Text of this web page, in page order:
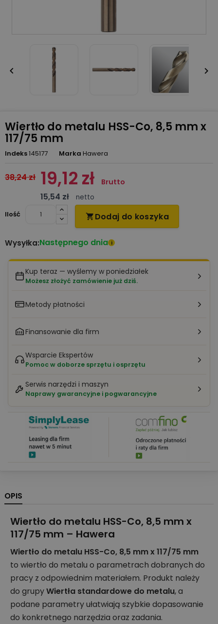
 
Wiertło do metalu HSS-Co, 8,5 mm x
117/75 mm
Indeks145177 Marka Hawera
38,24 zł 19,12 zł Brutto
15,54 zł
netto
Ilość
 Dodaj do koszyka
Wysyłka:Następnego dnia i
Kup teraz — wyślemy w poniedziałek
Możesz złożyć zamówienie już dziś.
Metody płatności
Finansowanie dla firm
Wsparcie Ekspertów
Pomoc w doborze sprzętu i osprzętu
Serwis narzędzi i maszyn
Naprawy gwarancyjne i pogwarancyjne
OPIS
Wiertło do metalu HSS-Co, 8,5 mm x
117/75 mm – Hawera
Wiertło do metalu HSS-Co, 8,5 mm x 117/75 mm
to wiertło do metalu o parametrach dobranych do
pracy z odpowiednim materiałem. Produkt należy
do grupyWiertła standardowe do metalu, a
podane parametry ułatwiają szybkie dopasowanie
do konkretnego narzędzia oraz zadania.